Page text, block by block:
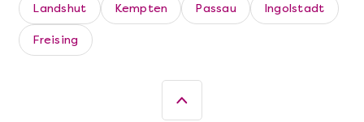
Die beste Pizza@Home
Landshut Kempten Passau Ingolstadt
Freising